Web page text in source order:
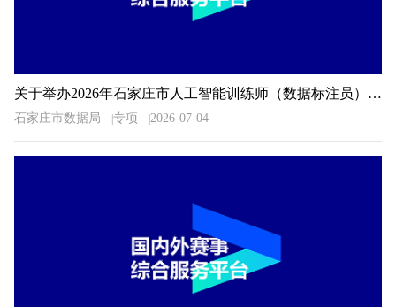
关于举办2026年石家庄市人工智能训练师（数据标注员）职业技能大赛的通知
石家庄市数据局 专项 2026-07-04